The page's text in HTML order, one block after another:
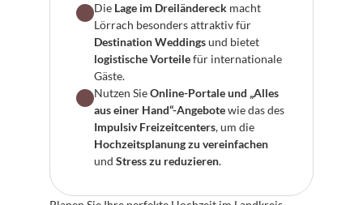
Die Lage im Dreiländereck macht
Destination Weddings
logistische Vorteile für internationale
Gäste.
Nutzen Sie Online-Portale und „Alles
aus einer Hand“-Angebote
Impulsiv Freizeitcenters
Hochzeitsplanung zu vereinfachen
und Stress zu reduzieren.